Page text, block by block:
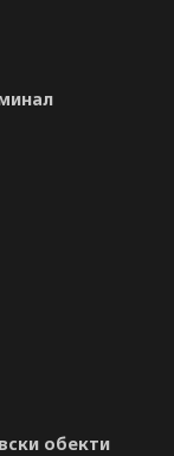
обекти